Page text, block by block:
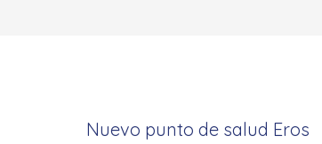
Nuevo punto de salud Eros